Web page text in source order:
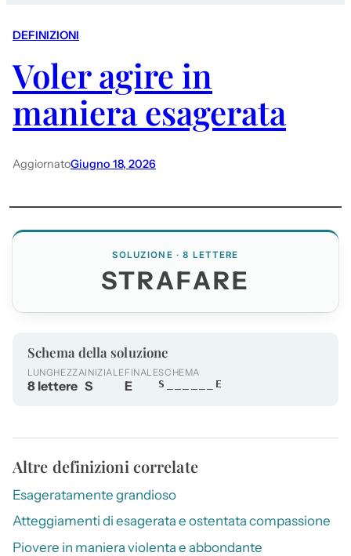
DEFINIZIONI
Voler agire in
maniera esagerata
AggiornatoGiugno 18, 2026
SOLUZIONE · 8 LETTERE
STRAFARE
Schema della soluzione
LUNGHEZZA
8 lettere
INIZIALE
S
FINALE
E
SCHEMA
S______E
Altre definizioni correlate
Esageratamente grandioso
Atteggiamenti di esagerata e ostentata compassione
Piovere in maniera violenta e abbondante